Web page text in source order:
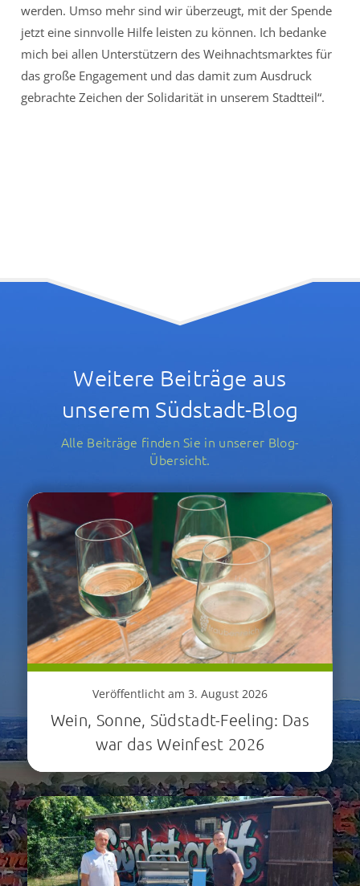
werden. Umso mehr sind wir überzeugt, mit der Spende
jetzt eine sinnvolle Hilfe leisten zu können. Ich bedanke
mich bei allen Unterstützern des Weihnachtsmarktes für
das große Engagement und das damit zum Ausdruck
gebrachte Zeichen der Solidarität in unserem Stadtteil“.
Weitere Beiträge aus
unserem Südstadt-Blog
Alle Beiträge finden Sie in unserer Blog-
Übersicht.
Veröffentlicht am 3. August 2026
Wein, Sonne, Südstadt-Feeling: Das
war das Weinfest 2026